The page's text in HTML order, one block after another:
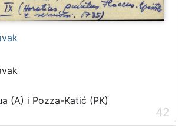
(A) i Pozza-Katić (PK)
42